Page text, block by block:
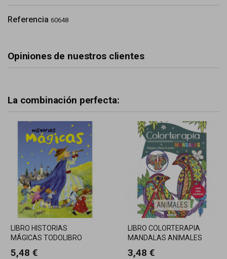
Referencia 60648
Opiniones de nuestros clientes
La combinación perfecta:
LIBRO HISTORIAS
MÁGICAS TODOLIBRO
5,48 €
LIBRO COLORTERAPIA
MANDALAS ANIMALES
3,48 €